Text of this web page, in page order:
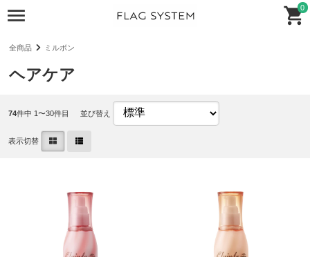
0
全商品 ミルボン
ヘアケア
74件中 1〜30件目 並び替え
表示切替